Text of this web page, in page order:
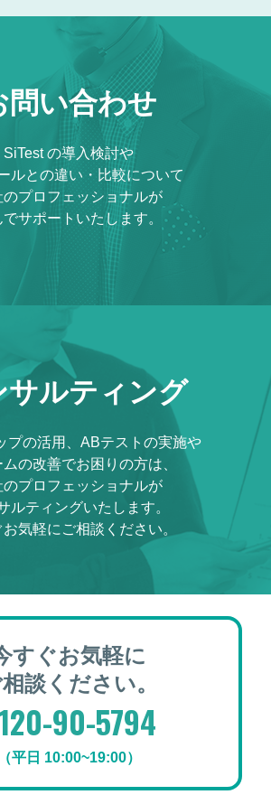
問い合わせ
SiTest の導入検討や
ルとの違い・比較について
のプロフェッショナルが
サポートいたします。
サルティング
プの活用、ABテストの実施や
の改善でお困りの方は、
のプロフェッショナルが
ルティングいたします。
気軽にご相談ください。
すぐお気軽に
談ください。
90-5794
（平日 10:00~19:00）